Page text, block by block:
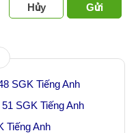
Hủy Gửi
SGK Tiếng Anh
SGK Tiếng Anh
Tiếng Anh